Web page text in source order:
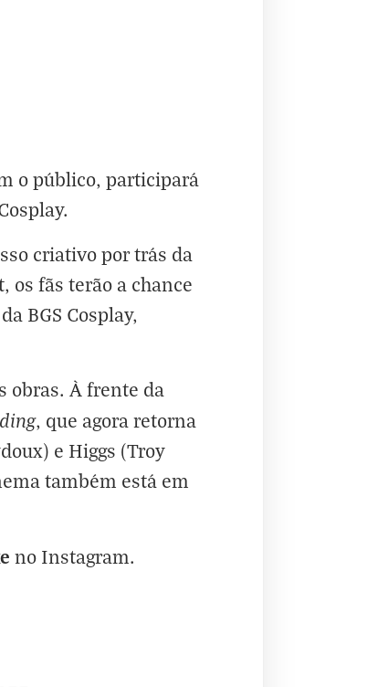
o público, participará
criativo por trás da
os fãs terão a chance
BGS Cosplay,
obras. À frente da
, que agora retorna
e Higgs (Troy
também está em
no Instagram.